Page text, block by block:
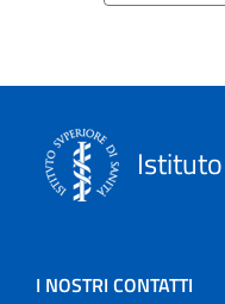
I NOSTRI CONTATTI